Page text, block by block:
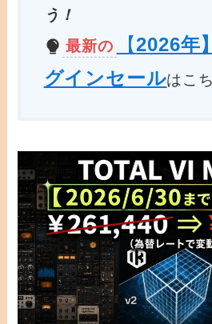
う！
最新の
【2026年
グインセールはこ